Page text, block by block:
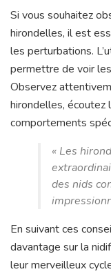
Si vous souhaitez
hirondelles, il est
les perturbations.
permettre de voir
Observez
hirondelles, écoutez
comportements
« Les
des nids
En suivant ces
davantage sur la
leur merveilleux